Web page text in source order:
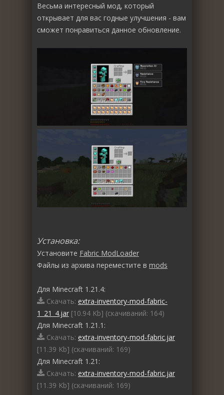
Весьма интересный мод, который
открывает для вас годные улучшения - вам
сможет понравиться данное обновление.
Установка:
Установите Fabric ModLoader
Файлы из архива переместите в mods
Для Minecraft 1.21.4:
Скачать: extra-inventory-mod-fabric-
1_21_4.jar [10.94 Kb] (cкачиваний: 164)
Для Minecraft 1.21.1:
Скачать: extra-inventory-mod-fabric.jar
[11.39 Kb] (cкачиваний: 169)
Для Minecraft 1.21:
Скачать: extra-inventory-mod-fabric.jar
[11.39 Kb] (cкачиваний: 169)